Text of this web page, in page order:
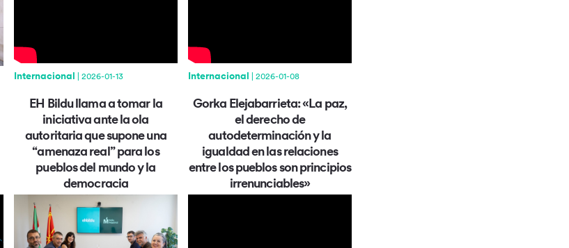
Internacional | 2026-01-13
EH Bildu llama a tomar la
iniciativa ante la ola
autoritaria que supone una
“amenaza real” para los
pueblos del mundo y la
democracia
Internacional | 2026-01-08
Gorka Elejabarrieta: «La paz,
el derecho de
autodeterminación y la
igualdad en las relaciones
entre los pueblos son principios
irrenunciables»